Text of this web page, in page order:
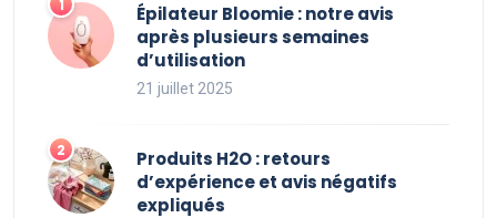
Épilateur Bloomie : notre avis
après plusieurs semaines
d’utilisation
21 juillet 2025
Produits H2O : retours
d’expérience et avis négatifs
expliqués